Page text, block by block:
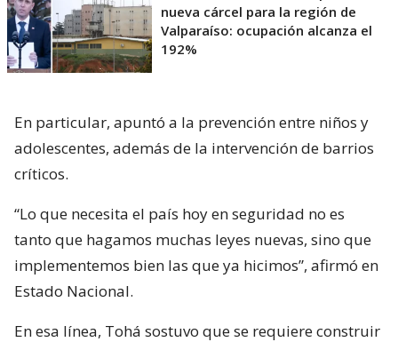
nueva cárcel para la región de
Valparaíso: ocupación alcanza el
192%
En particular, apuntó a la prevención entre niños y
adolescentes, además de la intervención de barrios
críticos.
“Lo que necesita el país hoy en seguridad no es
tanto que hagamos muchas leyes nuevas, sino que
implementemos bien las que ya hicimos”, afirmó en
Estado Nacional.
En esa línea, Tohá sostuvo que se requiere construir